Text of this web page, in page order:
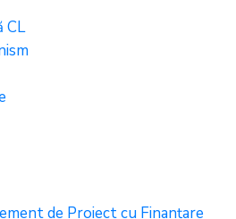
CL
de Proiect cu Finanțare